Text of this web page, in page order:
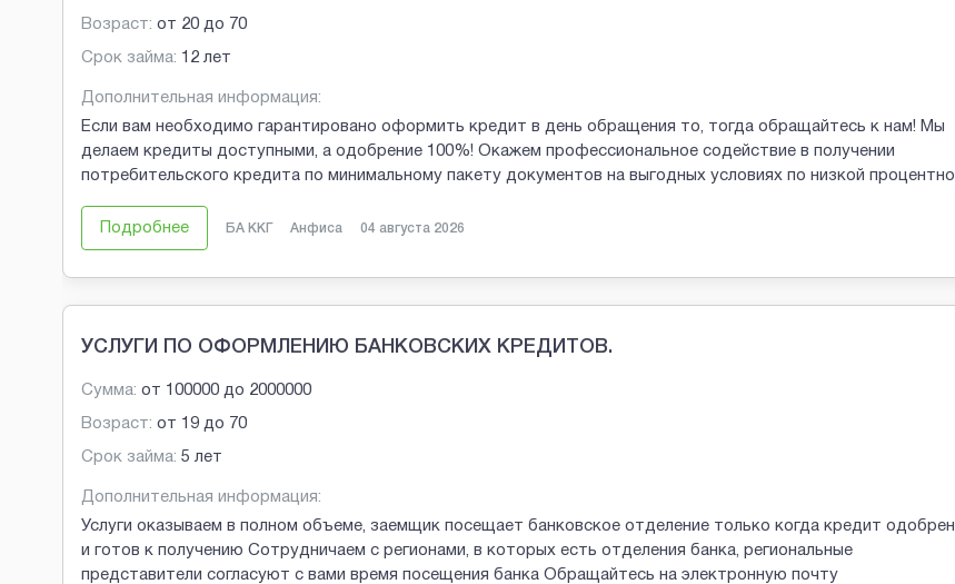
Возраст: от 20 до 70
Срок займа: 12 лет
Дополнительная информация:
Если вам необходимо гарантировано оформить кредит в день обращения то, тогда обращайтесь к нам! Мы
делаем кредиты доступными, а одобрение 100%! Окажем профессиональное содействие в получении
потребительского кредита по минимальному пакету документов на выгодных условиях по низкой процентно
Подробнее БА ККГ Анфиса 04 августа 2026
УСЛУГИ ПО ОФОРМЛЕНИЮ БАНКОВСКИХ КРЕДИТОВ.
Сумма: от 100000 до 2000000
Возраст: от 19 до 70
Срок займа: 5 лет
Дополнительная информация:
Услуги оказываем в полном объеме, заемщик посещает банковское отделение только когда кредит одобрен
и готов к получению Сотрудничаем с регионами, в которых есть отделения банка, региональные
представители согласуют с вами время посещения банка Обращайтесь на электронную почту